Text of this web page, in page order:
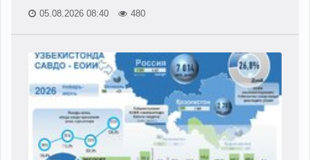
05.08.2026 08:40 480